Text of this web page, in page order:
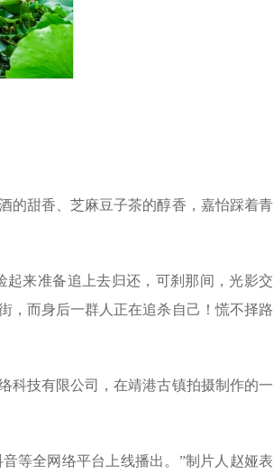
的甜香、芝麻豆子茶的醇香，嘉怡踩着青
来准备追上去归还，可刹那间，光影交
，而身后一群人正在追杀自己！慌不择路
科技有限公司，在靖港古镇拍摄制作的一
等全网络平台上线播出。”制片人赵娅表